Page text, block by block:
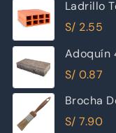
Ladrillo
Piramide
S/ 2.55
Adoquín
S/ 0.87
Brocha
S/ 7.90